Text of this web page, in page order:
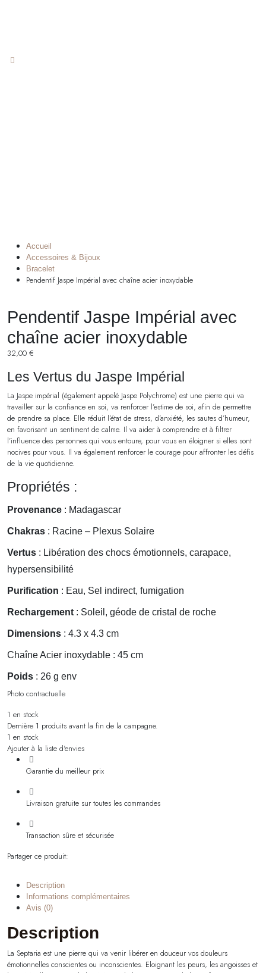
Accueil
Accessoires & Bijoux
Bracelet
Pendentif Jaspe Impérial avec chaîne acier inoxydable
Pendentif Jaspe Impérial avec
chaîne acier inoxydable
32,00 €
Les Vertus du Jaspe Impérial
La Jaspe impérial (également appelé Jaspe Polychrome) est une pierre qui va
travailler sur la confiance en soi, va renforcer l’estime de soi, afin de permettre
de prendre sa place. Elle réduit l’état de stress, d’anxiété, les sautes d’humeur,
en favorisant un sentiment de calme. Il va aider à comprendre et à filtrer
l’influence des personnes qui vous entoure, pour vous en éloigner si elles sont
nocives pour vous. Il va également renforcer le courage pour affronter les défis
de la vie quotidienne.
Propriétés :
Provenance : Madagascar
Chakras : Racine – Plexus Solaire
Vertus : Libération des chocs émotionnels, carapace,
hypersensibilité
Purification : Eau, Sel indirect, fumigation
Rechargement: Soleil, géode de cristal de roche
Dimensions : 4.3 x 4.3 cm
Chaîne Acier inoxydable : 45 cm
Poids : 26 g env
Photo contractuelle
1 en stock
Dernière 1 produits avant la fin de la campagne.
1 en stock
Ajouter à la liste d'envies
Garantie du meilleur prix
Livraison gratuite sur toutes les commandes
Transaction sûre et sécurisée
Partager ce produit:
Description
Informations complémentaires
Avis (0)
Description
La Septaria est une pierre qui va venir libérer en douceur vos douleurs
émotionnelles conscientes ou inconscientes. Eloignant les peurs, les angoisses et